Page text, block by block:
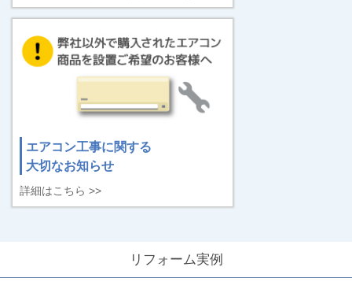
エアコン工事に関する
大切なお知らせ
詳細はこちら >>
リフォーム実例